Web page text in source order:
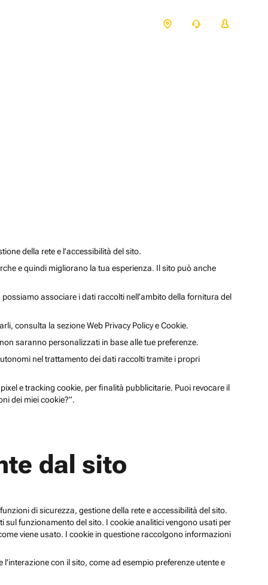
della rete e l’accessibilità del sito.
e quindi migliorano la tua esperienza. Il sito può anche
associare i dati raccolti nell’ambito della fornitura del
consulta la sezione Web Privacy Policy e Cookie.
saranno personalizzati in base alle tue preferenze.
nel trattamento dei dati raccolti tramite i propri
e tracking cookie, per finalità pubblicitarie. Puoi revocare il
dei miei cookie?”.
dal sito
di sicurezza, gestione della rete e accessibilità del sito.
funzionamento del sito. I cookie analitici vengono usati per
viene usato. I cookie in questione raccolgono informazioni
con il sito, come ad esempio preferenze utente e